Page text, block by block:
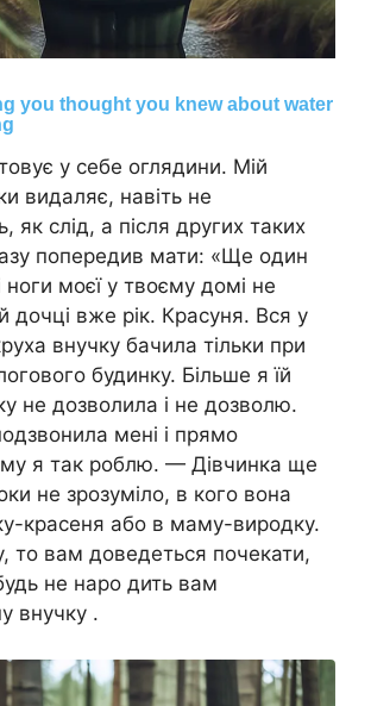
у себе оглядини. Мій
видаляє, навіть не
як слід, а після других таких
попередив мати: «Ще один
ноги моєї у твоєму домі не
дочці вже рік. Красуня. Вся у
внучку бачила тільки при
будинку. Більше я їй
не дозволила і не дозволю.
мені і прямо
я так роблю. — Дівчинка ще
не зрозуміло, в кого вона
красеня або в маму-виродку.
то вам доведеться почекати,
не наро дить вам
внучку .